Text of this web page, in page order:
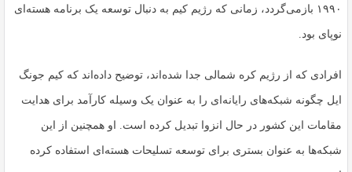
۱۹۹۰ بازمی‌گردد، زمانی که رژیم کیم به دنبال توسعه یک برنامه هسته‌ای
نوپای بود.
افرادی که از رژیم کره شمالی جدا شده‌اند، توضیح داده‌اند که کیم جونگ
ایل چگونه شبکه‌های رایانه‌ای را به عنوان یک وسیله کارآمد برای هدایت
مقامات این کشور در حال انزوا تبدیل کرده است. او همچنین از این
شبکه‌ها به عنوان بستری برای توسعه تسلیحات هسته‌ای استفاده کرده